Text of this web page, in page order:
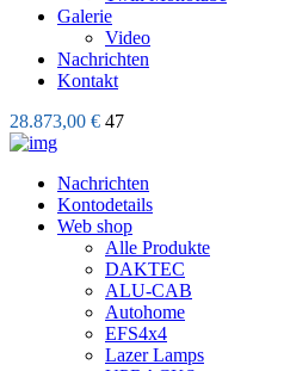
Galerie
Video
Nachrichten
Kontakt
28.873,00 € 47
Nachrichten
Kontodetails
Web shop
Alle Produkte
DAKTEC
ALU-CAB
Autohome
EFS4x4
Lazer Lamps